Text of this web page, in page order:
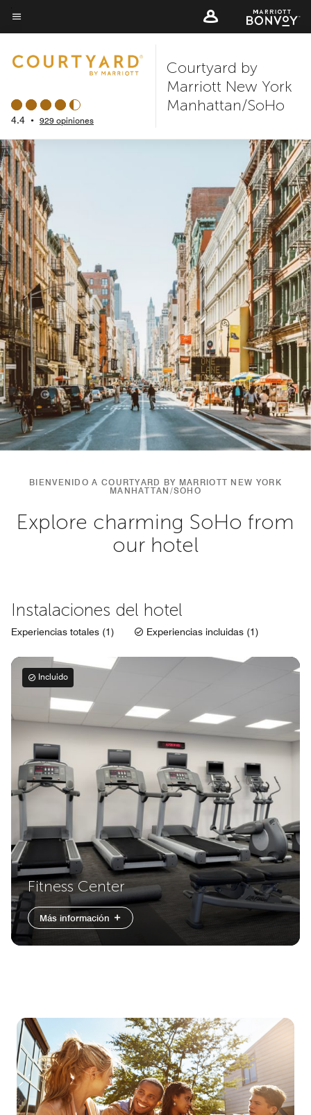
Skip
to
content
Texto del menú
4.4 • 929 opiniones
Courtyard by
Marriott New York
Manhattan/SoHo
BIENVENIDO A COURTYARD BY MARRIOTT NEW YORK
MANHATTAN/SOHO
Explore charming SoHo from
our hotel
Instalaciones del hotel
Experiencias totales (1) Experiencias incluidas (1)
Incluido
Fitness Center
Más información